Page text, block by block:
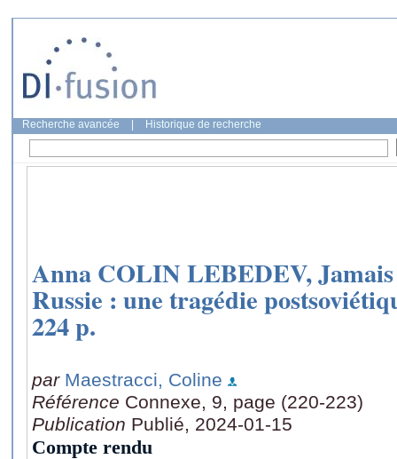
Recherche avancée Historique de recherche
Anna COLIN LEBEDEV,
Russie : une tragédie
224 p.
par Maestracci, Coline
Référence Connexe, 9, page (220-223)
Publication Publié, 2024-01-15
Compte rendu